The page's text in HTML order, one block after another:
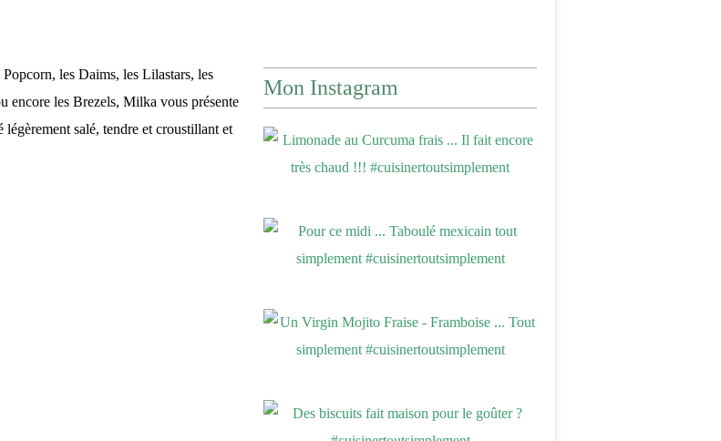
Popcorn, les Daims, les Lilastars, les
encore les Brezels, Milka vous présente
salé, tendre et croustillant et
Mon Instagram